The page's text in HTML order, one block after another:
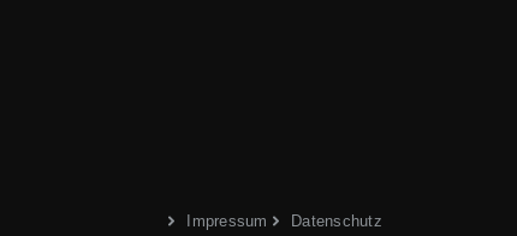
Impressum Datenschutz